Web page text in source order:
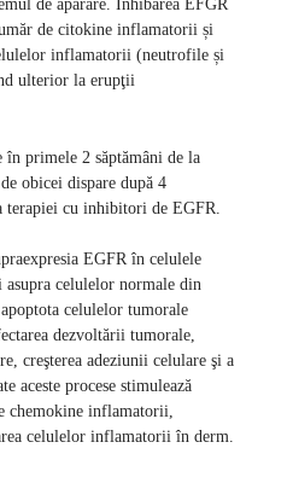
de apărare. Inhibarea EFGR
de citokine inflamatorii și
inflamatorii (neutrofile și
ulterior la erupţii
în primele 2 săptămâni de la
obicei dispare după 4
terapiei cu inhibitori de EGFR.
EGFR în celulele
asupra celulelor normale din
celulelor tumorale
dezvoltării tumorale,
creşterea adeziunii celulare şi a
aceste procese stimulează
chemokine inflamatorii,
celulelor inflamatorii în derm.